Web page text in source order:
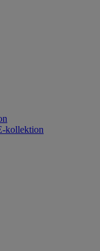
kollektion